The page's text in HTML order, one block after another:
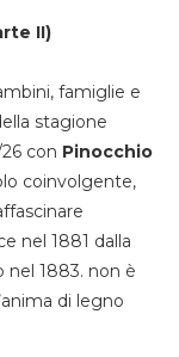
II)
famiglie e
stagione
con Pinocchio
coinvolgente,
nel 1881 dalla
nel 1883. non è
di legno